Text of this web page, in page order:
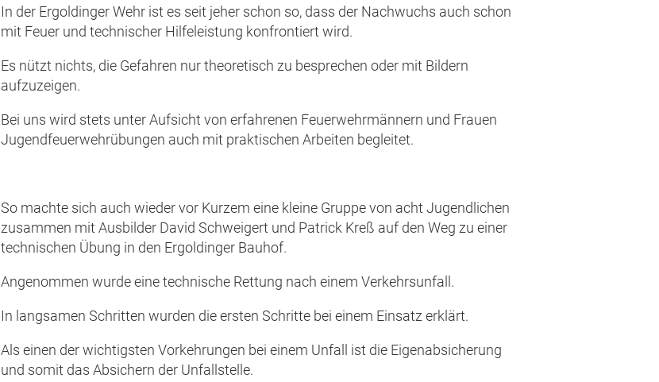
In der Ergoldinger Wehr ist es seit jeher schon so, dass der Nachwuchs auch schon
mit Feuer und technischer Hilfeleistung konfrontiert wird.
Es nützt nichts, die Gefahren nur theoretisch zu besprechen oder mit Bildern
aufzuzeigen.
Bei uns wird stets unter Aufsicht von erfahrenen Feuerwehrmännern und Frauen
Jugendfeuerwehrübungen auch mit praktischen Arbeiten begleitet.
So machte sich auch wieder vor Kurzem eine kleine Gruppe von acht Jugendlichen
zusammen mit Ausbilder David Schweigert und Patrick Kreß auf den Weg zu einer
technischen Übung in den Ergoldinger Bauhof.
Angenommen wurde eine technische Rettung nach einem Verkehrsunfall.
In langsamen Schritten wurden die ersten Schritte bei einem Einsatz erklärt.
Als einen der wichtigsten Vorkehrungen bei einem Unfall ist die Eigenabsicherung
und somit das Absichern der Unfallstelle.